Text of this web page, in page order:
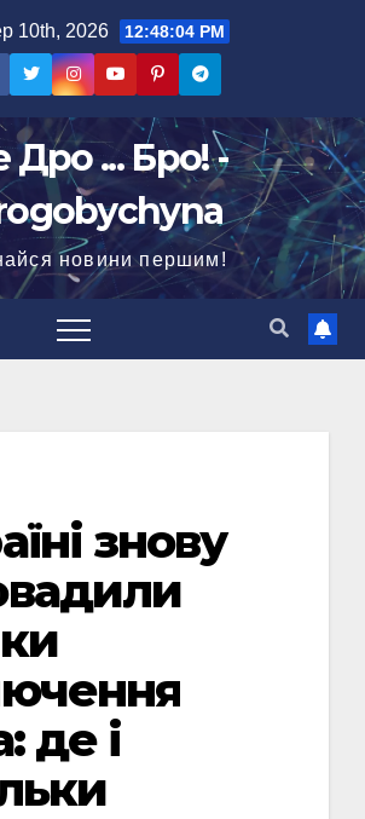
10th, 2026 12:48:05 PM
Дро ... Бро! -
новини першим!
знову
де і